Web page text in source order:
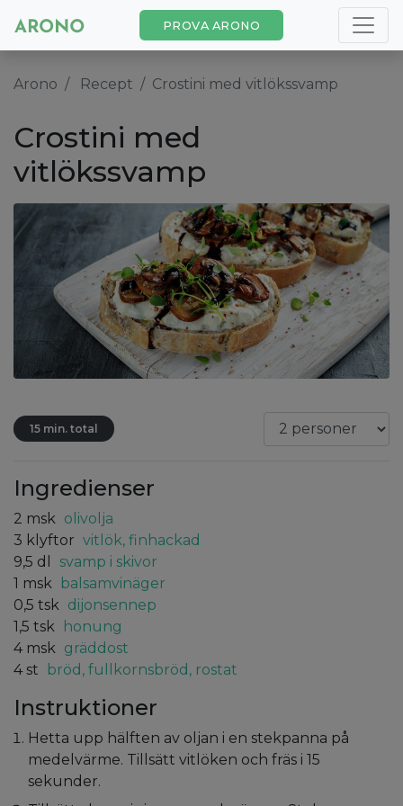
PROVA ARONO
Arono Recept Crostini med vitlökssvamp
Crostini med
vitlökssvamp
15 min. total
Ingredienser
2 msk olivolja
3 klyftor vitlök, finhackad
9,5 dl
svamp i skivor
1 msk
balsamvinäger
0,5 tsk dijonsennep
1,5 tsk
honung
4 msk gräddost
4 st bröd, fullkornsbröd, rostat
Instruktioner
Hetta upp hälften av oljan i en stekpanna på
medelvärme. Tillsätt vitlöken och fräs i 15
sekunder.